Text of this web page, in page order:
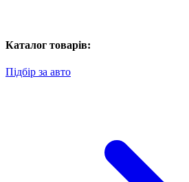
Каталог товарів:
Підбір за авто